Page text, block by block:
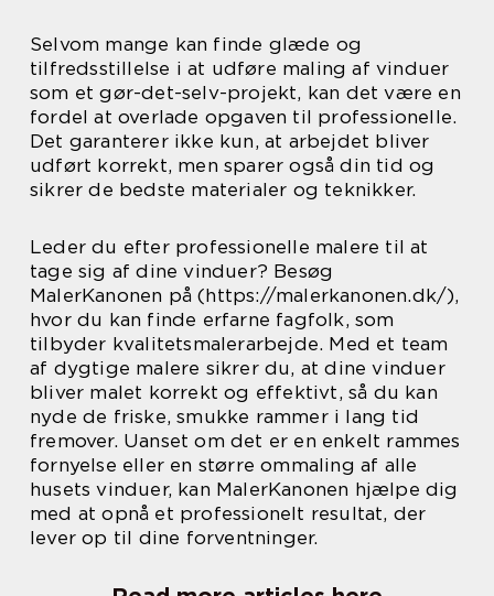
Selvom mange kan finde glæde og
tilfredsstillelse i at udføre maling af vinduer
som et gør-det-selv-projekt, kan det være en
fordel at overlade opgaven til professionelle.
Det garanterer ikke kun, at arbejdet bliver
udført korrekt, men sparer også din tid og
sikrer de bedste materialer og teknikker.
Leder du efter professionelle malere til at
tage sig af dine vinduer? Besøg
MalerKanonen på (https://malerkanonen.dk/),
hvor du kan finde erfarne fagfolk, som
tilbyder kvalitetsmalerarbejde. Med et team
af dygtige malere sikrer du, at dine vinduer
bliver malet korrekt og effektivt, så du kan
nyde de friske, smukke rammer i lang tid
fremover. Uanset om det er en enkelt rammes
fornyelse eller en større ommaling af alle
husets vinduer, kan MalerKanonen hjælpe dig
med at opnå et professionelt resultat, der
lever op til dine forventninger.